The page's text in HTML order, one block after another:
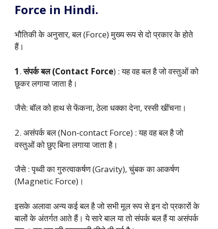
Force in Hindi.
भौतिकी के अनुसार, बल (Force) मुख्य रूप से दो प्रकार के होते
हैं।
1.संपर्क बल (Contact Force) : यह वह बल है जो वस्तुओं को
छूकर लगाया जाता है।
जैसे: बॉल को हाथ से फेंकना, ठेला धक्का देना, रस्सी खींचना।
2. असंपर्क बल (Non-contact Force) : यह वह बल है जो
वस्तुओं को छुए बिना लगाया जाता है।
जैसे : पृथ्वी का गुरुत्वाकर्षण (Gravity), चुंबक का आकर्षण
(Magnetic Force)।
इसके अलावा अन्य कई बल है जो सभी मूल रूप से इन दो प्रकारों के
बालों के अंतर्गत आते हैं। ये सारे बाल या तो संपर्क बल हैं या असंपर्क